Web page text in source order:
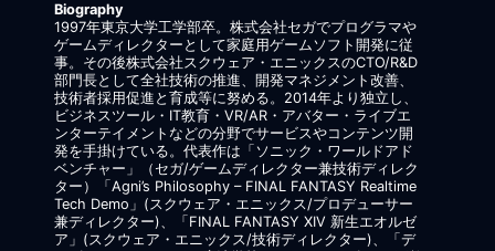
Biography
1997年東京大学工学部卒。株式会社セガでプログラマや
ゲームディレクターとして家庭用ゲームソフト開発に従
事。その後株式会社スクウェア・エニックスのCTO/R&D
部門長として全社技術の推進、開発マネジメント改善、
技術者採用促進と育成等に努める。2014年より独立し、
ビジネスツール・IT教育・VR/AR・アバター・ライブエ
ンターテイメントなどの分野でサービスやコンテンツ開
発を手掛けている。代表作は「ソニック・ワールドアド
ベンチャー」（セガ/ゲームディレクター兼技術ディレク
ター）「Agni’s Philosophy – FINAL FANTASY Realtime
Tech Demo」(スクウェア・エニックス/プロデューサー
兼ディレクター)、「FINAL FANTASY XIV 新生エオルゼ
ア」(スクウェア・エニックス/技術ディレクター)、「デ